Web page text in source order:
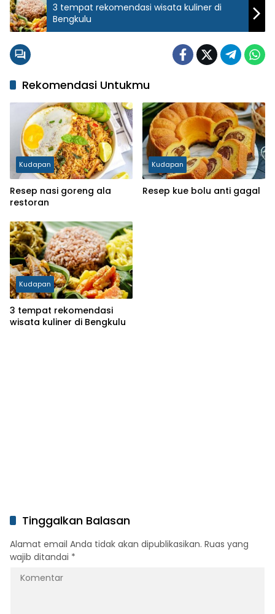
3 tempat rekomendasi wisata kuliner di
Bengkulu
Rekomendasi Untukmu
Kudapan
Resep nasi goreng ala
restoran
Kudapan
Resep kue bolu anti gagal
Kudapan
3 tempat rekomendasi
wisata kuliner di Bengkulu
Tinggalkan Balasan
Alamat email Anda tidak akan dipublikasikan. Ruas yang
wajib ditandai *